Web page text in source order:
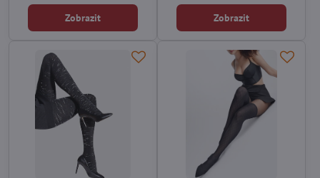
Zobrazit Zobrazit